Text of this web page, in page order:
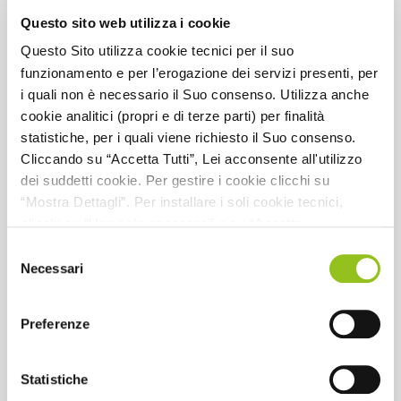
Questo sito web utilizza i cookie
Questo Sito utilizza cookie tecnici per il suo
funzionamento e per l’erogazione dei servizi presenti, per
i quali non è necessario il Suo consenso. Utilizza anche
cookie analitici (propri e di terze parti) per finalità
statistiche, per i quali viene richiesto il Suo consenso.
Cliccando su “Accetta Tutti”, Lei acconsente all'utilizzo
dei suddetti cookie. Per gestire i cookie clicchi su
“Mostra Dettagli”. Per installare i soli cookie tecnici,
statistica (analitici). Per richiamare il banner, anche in
sull'icona posizionata in basso a sinistra di ciascuna
pagina del Sito. Per maggiori informazioni consulta la
delNecessari
Preferenze
Statistiche
Catalogo
CNDCEC
La riforma dei Redditi fondiari, di
CNDCEC
Novità in materia di reddito di